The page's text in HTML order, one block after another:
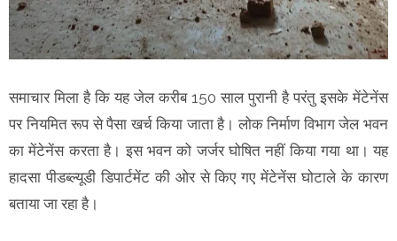
समाचार मिला है कि यह जेल करीब 150 साल पुरानी है परंतु इसके मेंटेनेंस
पर नियमित रूप से पैसा खर्च किया जाता है। लोक निर्माण विभाग जेल भवन
का मेंटेनेंस करता है। इस भवन को जर्जर घोषित नहीं किया गया था। यह
हादसा पीडब्ल्यूडी डिपार्टमेंट की ओर से किए गए मेंटेनेंस घोटाले के कारण
बताया जा रहा है।